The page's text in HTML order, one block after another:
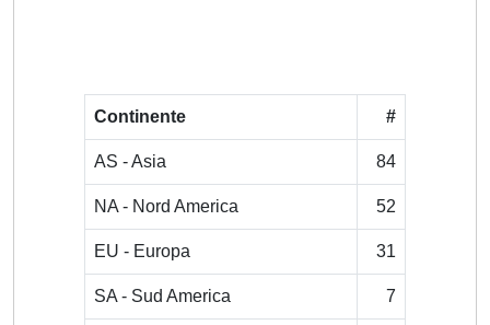
Continente #
AS - Asia 84
NA - Nord America 52
EU - Europa 31
SA - Sud America 7